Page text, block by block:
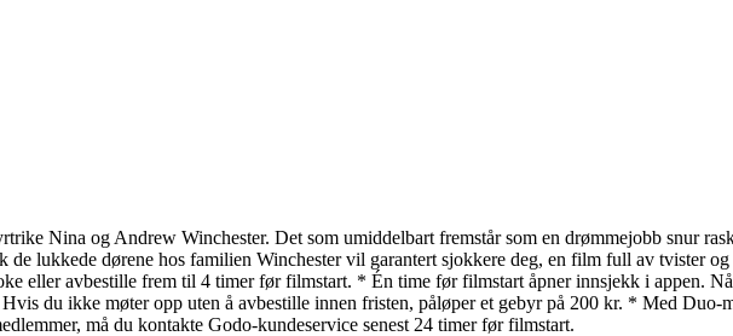
Nina og Andrew Winchester. Det som umiddelbart fremstår som en drømmejobb snur
lukkede dørene hos familien Winchester vil garantert sjokkere deg, en film full av tvister
eller avbestille frem til 4 timer før filmstart. * Én time før filmstart åpner innsjekk i appen.
du ikke møter opp uten å avbestille innen fristen, påløper et gebyr på 200 kr. * Med Duo-
må du kontakte Godo-kundeservice senest 24 timer før filmstart.